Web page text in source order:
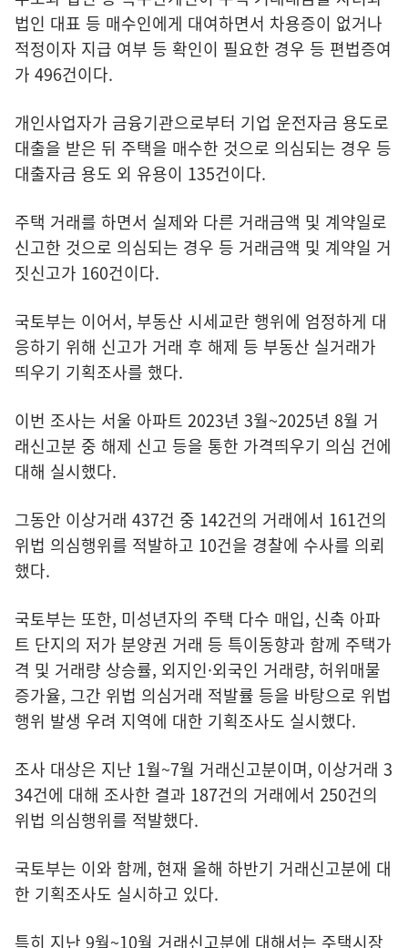
법인 대표 등 매수인에게 대여하면서 차용증이 없거나
적정이자 지급 여부 등 확인이 필요한 경우 등 편법증여
가 496건이다.
개인사업자가 금융기관으로부터 기업 운전자금 용도로
대출을 받은 뒤 주택을 매수한 것으로 의심되는 경우 등
대출자금 용도 외 유용이 135건이다.
주택 거래를 하면서 실제와 다른 거래금액 및 계약일로
신고한 것으로 의심되는 경우 등 거래금액 및 계약일 거
짓신고가 160건이다.
국토부는 이어서, 부동산 시세교란 행위에 엄정하게 대
응하기 위해 신고가 거래 후 해제 등 부동산 실거래가
띄우기 기획조사를 했다.
이번 조사는 서울 아파트 2023년 3월~2025년 8월 거
래신고분 중 해제 신고 등을 통한 가격띄우기 의심 건에
대해 실시했다.
그동안 이상거래 437건 중 142건의 거래에서 161건의
위법 의심행위를 적발하고 10건을 경찰에 수사를 의뢰
했다.
국토부는 또한, 미성년자의 주택 다수 매입, 신축 아파
트 단지의 저가 분양권 거래 등 특이동향과 함께 주택가
격 및 거래량 상승률, 외지인·외국인 거래량, 허위매물
증가율, 그간 위법 의심거래 적발률 등을 바탕으로 위법
행위 발생 우려 지역에 대한 기획조사도 실시했다.
조사 대상은 지난 1월~7월 거래신고분이며, 이상거래 3
34건에 대해 조사한 결과 187건의 거래에서 250건의
위법 의심행위를 적발했다.
국토부는 이와 함께, 현재 올해 하반기 거래신고분에 대
한 기획조사도 실시하고 있다.
특히 지난 9월~10월 거래신고분에 대해서는 주택시장